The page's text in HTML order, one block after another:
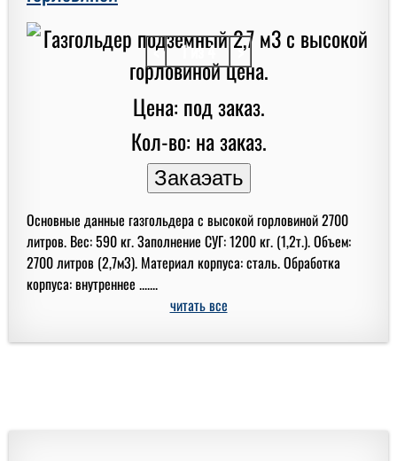
< 1 из 4 >
Цена: под заказ.
Кол-во: на заказ.
Основные данные газгольдера с высокой горловиной 2700
литров. Вес: 590 кг. Заполнение СУГ: 1200 кг. (1,2т.). Объем:
2700 литров (2,7м3). Материал корпуса: сталь. Обработка
корпуса: внутреннее .......
читать все